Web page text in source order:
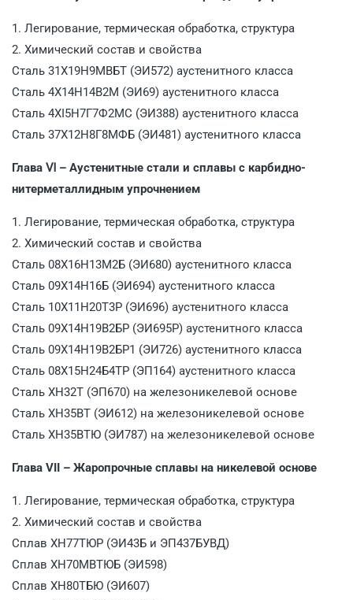
1. Легирование, термическая обработка, структура
2. Химический состав и свойства
Сталь 31Х19Н9МВБТ (ЭИ572) аустенитного класса
Сталь 4X14Н14B2M (ЭИ69) аустенитного класса
Сталь 4ХІ5Н7Г7Ф2МС (ЭИ388) аустенитного класса
Сталь 37Х12Н8Г8МФБ (ЭИ481) аустенитного класса
Глава Ⅵ – Аустенитные стали и сплавы с карбидно-
нитерметаллидным упрочнением
1. Легирование, термическая обработка, структура
2. Химический состав и свойства
Сталь 08Х16Н13М2Б (ЭИ680) аустенитного класса
Сталь 09Х14Н16Б (ЭИ694) аустенитного класса
Сталь 10Х11Н20Т3Р (ЭИ696) аустенитного класса
Сталь 09Х14Н19В2БР (ЭИ695Р) аустенитного класса
Сталь 09Х14Н19В2БР1 (ЭИ726) аустенитного класса
Сталь 08Х15Н24Б4ТР (ЭП164) аустенитного класса
Сталь ХН32Т (ЭП670) на железоникелевой основе
Сталь ХН35ВТ (ЭИ612) на железоникелевой основе
Сталь ХН35ВТЮ (ЭИ787) на железоникелевой основе
Глава VII – Жаропрочные сплавы на никелевой основе
1. Легирование, термическая обработка, структура
2. Химический состав и свойства
Сплав ХН77ТЮР (ЭИ43Б и ЭП437БУВД)
Сплав ХН70МВТЮБ (ЭИ598)
Сплав ХН80ТБЮ (ЭИ607)